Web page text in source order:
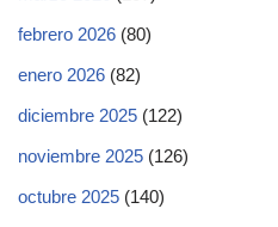
febrero 2026 (80)
enero 2026 (82)
diciembre 2025 (122)
noviembre 2025 (126)
octubre 2025 (140)